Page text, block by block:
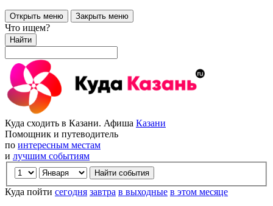
Открыть меню Закрыть меню
Что ищем?
Найти
Куда сходить в Казани. Афиша Казани
Помощник и путеводитель
по интересным местам
и лучшим событиям
Куда пойти сегодня завтра в выходные в этом месяце